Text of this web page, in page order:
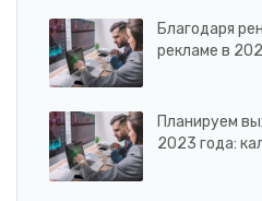
Благодаря
рекламе в
Планируем
2023 года: